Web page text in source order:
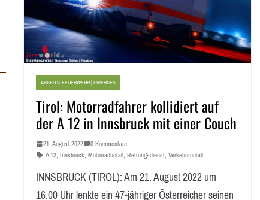
ABSEITS-FEUERWEHR | DIVERSES
Tirol: Motorradfahrer kollidiert auf
der A 12 in Innsbruck mit einer Couch
21. August 2022 0 Kommentare
A 12, Innsbruck, Motorradunfall, Rettungsdienst, Verkehrsunfall
INNSBRUCK (TIROL): Am 21. August 2022 um
16.00 Uhr lenkte ein 47-jähriger Österreicher seinen